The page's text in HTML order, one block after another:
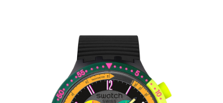
「AFTEE先享後付」，若未經同意申辦者引起之損失，本公司不負相關責
４．使用「AFTEE先享後付」時，將依據個別帳號之用戶狀況，依本公司即
時審查核予不同之上限額度；若仍有額度不足之情形，本公司將視審查結果
請求用戶進行身份認證。
５．嚴禁一人註冊多個帳號或使用他人資訊註冊。若發現惡意使用之情形，
恩沛科技股份有限公司將有權停止該用戶之使用額度並採取法律行動。